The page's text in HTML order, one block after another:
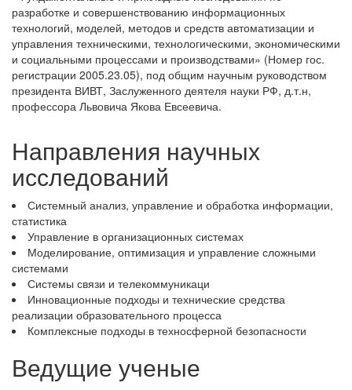
разработке и совершенствованию информационных
технологий, моделей, методов и средств автоматизации и
управления техническими, технологическими, экономическими
и социальными процессами и производствами» (Номер гос.
регистрации 2005.23.05), под общим научным руководством
президента ВИВТ, Заслуженного деятеля науки РФ, д.т.н,
профессора Львовича Якова Евсеевича.
Направления научных
исследований
Системный анализ, управление и обработка информации,
статистика
Управление в организационных системах
Моделирование, оптимизация и управление сложными
системами
Системы связи и телекоммуникаци
Инновационные подходы и технические средства
реализации образовательного процесса
Комплексные подходы в техносферной безопасности
Ведущие ученые